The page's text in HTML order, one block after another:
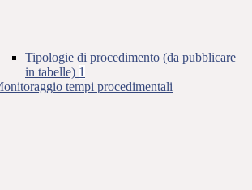
Tipologie di procedimento (da pubblicare
in tabelle) 1
tempi procedimentali